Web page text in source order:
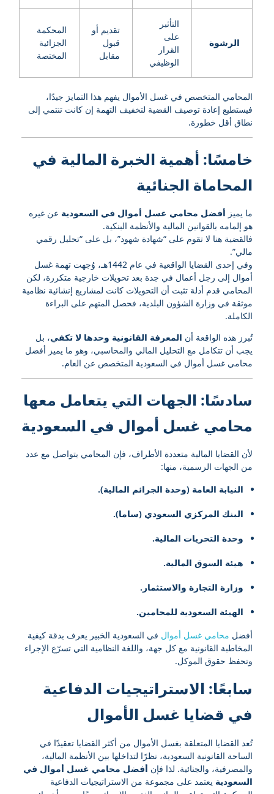
الرشوة
التأثير
على
القرار
الوظيفي
تقديم أو
قبول
مقابل
المحكمة
الجزائية
المختصة
المحامي المتخصص في غسل الأموال يفهم هذا التمايز جيدًا،
فيستطيع إعادة توصيف القضية لتخفيف التهمة إن كانت تنتمي إلى
نطاق أقل خطورة.
خامسًا: أهمية الخبرة المالية في
المحاماة الجنائية
ما يميز أفضل محامي غسل أموال في السعودية عن غيره
هو إلمامه بالقوانين المالية والأنظمة البنكية.
فالقضية هنا لا تقوم على “شهادة شهود”، بل على “تحليل رقمي
مالي”.
وفي إحدى القضايا الواقعية في عام 1442هـ، وُجهت تهمة غسل
أموال إلى رجل أعمال في جدة بعد تحويلات خارجية متكررة، لكن
المحامي قدم أدلة تثبت أن التحويلات كانت لمشاريع إنشائية نظامية
موثقة في وزارة الشؤون البلدية، فحصل المتهم على البراءة
الكاملة.
تُبرز هذه الواقعة أن المعرفة القانونية وحدها لا تكفي، بل
يجب أن تتكامل مع التحليل المالي والمحاسبي، وهو ما يميز أفضل
محامي غسل أموال في السعودية المتخصص عن العام.
سادسًا: الجهات التي يتعامل معها
محامي غسل أموال في السعودية
لأن القضايا المالية متعددة الأطراف، فإن المحامي يتواصل مع عدد
من الجهات الرسمية، منها:
النيابة العامة (وحدة الجرائم المالية).
البنك المركزي السعودي (ساما).
وحدة التحريات المالية.
هيئة السوق المالية.
وزارة التجارة والاستثمار.
الهيئة السعودية للمحامين.
أفضل محامي غسل أموال في السعودية الخبير يعرف بدقة كيفية
المخاطبة القانونية مع كل جهة، واللغة النظامية التي تسرّع الإجراء
وتحفظ حقوق الموكل.
سابعًا: الاستراتيجيات الدفاعية
في قضايا غسل الأموال
تُعد القضايا المتعلقة بغسل الأموال من أكثر القضايا تعقيدًا في
الساحة القانونية السعودية، نظرًا لتداخلها بين الأنظمة المالية،
والمصرفية، والجنائية. لذا فإن أفضل محامي غسل أموال في
السعودية يعتمد على مجموعة من الاستراتيجيات الدفاعية